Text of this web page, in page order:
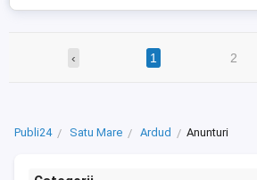
‹ 1 2
Publi24 Satu Mare Ardud Anunturi